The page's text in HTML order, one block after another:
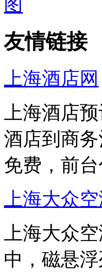
友情链接
上海酒店网
上海酒店
酒店到商
免费，前台
上海大众
上海大众
中，磁悬